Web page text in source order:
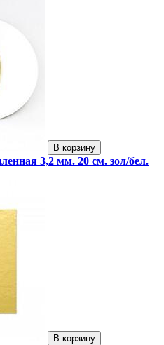
В корзину
3,2 мм. 20 см. зол/бел.
В корзину